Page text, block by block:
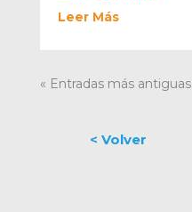
Leer Más
« Entradas más antiguas